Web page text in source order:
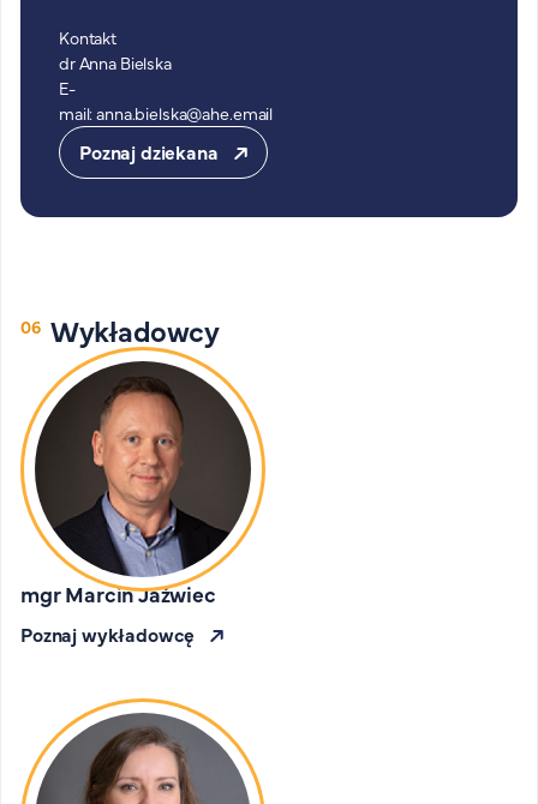
Kontakt
dr Anna Bielska
E-
mail:anna.bielska@ahe.email
Poznaj dziekana
Wykładowcy
mgr Marcin Jaźwiec
Poznaj wykładowcę